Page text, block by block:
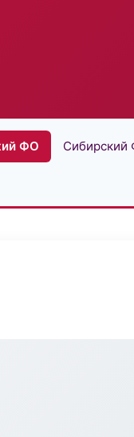
ФО Сибирский